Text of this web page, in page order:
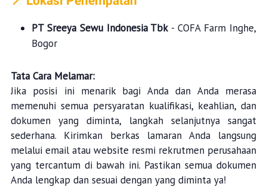
PT Sreeya Sewu Indonesia Tbk- COFA Farm Inghe,
Bogor
Tata Cara Melamar:
Jika posisi ini menarik bagi Anda dan Anda merasa
memenuhi semua persyaratan kualifikasi, keahlian, dan
dokumen yang diminta, langkah selanjutnya sangat
sederhana. Kirimkan berkas lamaran Anda langsung
melalui email atau website resmi rekrutmen perusahaan
yang tercantum di bawah ini. Pastikan semua dokumen
Anda lengkap dan sesuai dengan yang diminta ya!